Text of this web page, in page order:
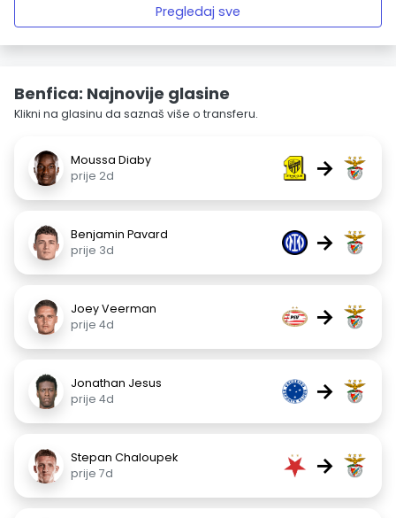
Pregledaj sve
Benfica: Najnovije glasine
Klikni na glasinu da saznaš više o transferu.
Moussa Diaby
prije 2d
→
Benjamin Pavard
prije 3d
→
Joey Veerman
prije 4d
→
Jonathan Jesus
prije 4d
→
Stepan Chaloupek
prije 7d
→